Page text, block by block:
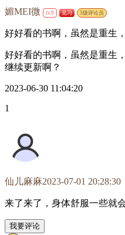
媚MEI微 lv.9 见习 3级评论员
好好看的书啊，虽然是重生
好好看的书啊，虽然是重生
继续更新啊？
2023-06-30 11:04:20
1
仙儿麻麻2023-07-01 20:28:30
来了来了，身体舒服一些就
我要评论